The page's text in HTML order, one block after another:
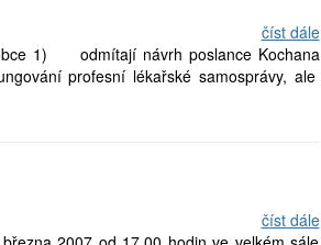
číst dále
obce 1) odmítají návrh poslance Kochana
profesní lékařské samosprávy, ale
číst dále